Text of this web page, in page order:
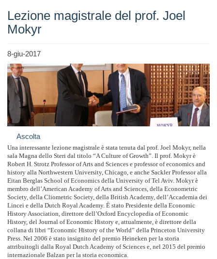
Lezione magistrale del prof. Joel
Mokyr
8-giu-2017
Ascolta
Una interessante lezione magistrale è stata tenuta dal prof. Joel Mokyr, nella
sala Magna dello Steri dal titolo “A Culture of Growth”. Il prof. Mokyr è
Robert H. Strotz Professor of Arts and Sciences e professor of economics and
history alla Northwestern University, Chicago, e anche Sackler Professor alla
Eitan Berglas School of Economics della University of Tel Aviv. Mokyr è
membro dell’American Academy of Arts and Sciences, della Econometric
Society, della Cliometric Society, della British Academy, dell’Accademia dei
Lincei e della Dutch Royal Academy. È stato Presidente della Economic
History Association, direttore dell’Oxford Encyclopedia of Economic
History, del Journal of Economic History e, attualmente, è direttore della
collana di libri “Economic History of the World” della Princeton University
Press. Nel 2006 è stato insignito del premio Heineken per la storia
attribuitogli dalla Royal Dutch Academy of Sciences e, nel 2015 del premio
internazionale Balzan per la storia economica.